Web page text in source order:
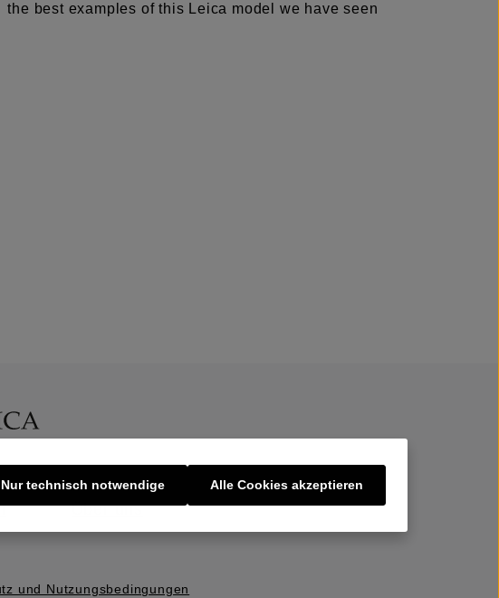
the best examples of this Leica model we have seen
Über uns
und Nutzungsbedingungen
Nur technisch notwendige Alle Cookies akzeptieren